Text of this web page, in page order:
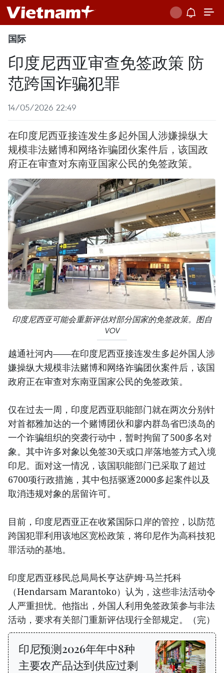
国际
印度尼西亚审查免签政策 防
范跨国诈骗犯罪
14/05/2026 22:49
在印度尼西亚接连发生多起外国人涉嫌操纵大
规模非法赌博和网络诈骗团伙案件后，该国政
府正在审查对东南亚国家公民的免签政策。
印度尼西亚可能会重新评估对部分国家的免签政策。图自
VOV
越通社河内——在印度尼西亚接连发生多起外国人涉
嫌操纵大规模非法赌博和网络诈骗团伙案件后，该国
政府正在审查对东南亚国家公民的免签政策。
仅在过去一周，印度尼西亚职能部门就在两次分别针
对首都雅加达的一个赌博团伙和廖内群岛省巴淡岛的
一个诈骗组织的突袭行动中，暂时拘留了500多名对
象。其中许多对象以免签30天或口岸落地签方式入境
印尼。面对这一情况，该国职能部门已采取了超过
6700项行政措施，其中包括驱逐2000多起案件以及
取消违规对象的居留许可。
目前，印度尼西亚正在收紧国际口岸的管控，以防范
跨国犯罪利用该地区宽松政策，将印尼作为高科技犯
罪活动的基地。
印度尼西亚移民总局局长亨达萨姆·马兰托科
（Hendarsam Marantoko）认为，这些非法活动令
人严重担忧。他指出，外国人利用免签政策参与非法
活动，要求有关部门重新评估现行全部规定。（完）
印尼预测2026年年中8种
主要农产品达到供应过剩